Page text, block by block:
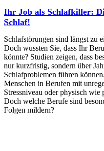
Ihr Job als Schlafkiller:
Schlaf!
Schlafstörungen sind längst zu
Doch wussten Sie, dass Ihr
könnte? Studien zeigen, dass
nur kurzfristig, sondern über
Schlafproblemen führen
Menschen in Berufen mit
Stressniveau oder physisch wie
Doch welche Berufe sind
Folgen mildern?